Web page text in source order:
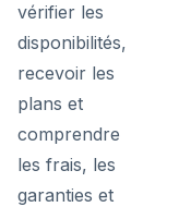
vérifier les
disponibilités,
recevoir les
plans et
comprendre
les frais, les
garanties et